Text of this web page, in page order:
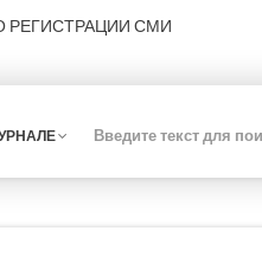
РЕГИСТРАЦИИ СМИ